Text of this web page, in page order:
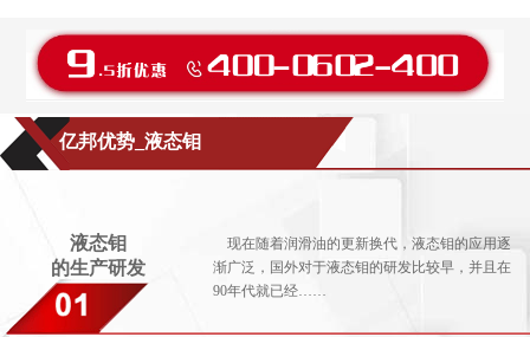
亿邦优势_液态钼
液态钼
的生产研发
现在随着润滑油的更新换代，液态钼的应用逐
渐广泛，国外对于液态钼的研发比较早，并且在
90年代就已经……